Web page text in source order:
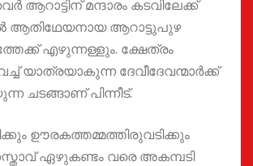
ആറാട്ടിന് മന്ദാരം കടവിലേക്ക്
ആതിഥേയനായ ആറാട്ടുപുഴ
എഴുന്നള്ളും. ക്ഷേത്രം
യാത്രയാകുന്ന ദേവീദേവന്മാർക്ക്
ചടങ്ങാണ് പിന്നീട്.
ഊരകത്തമ്മത്തിരുവടിക്കും
ഏഴുകണ്ടം വരെ അകമ്പടി